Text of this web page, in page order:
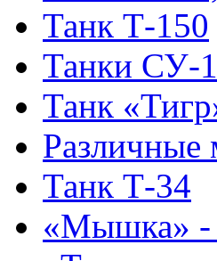
Танк Т-150
Танки СУ-
Танк
Различные
Танк Т-34
«Мышка» -